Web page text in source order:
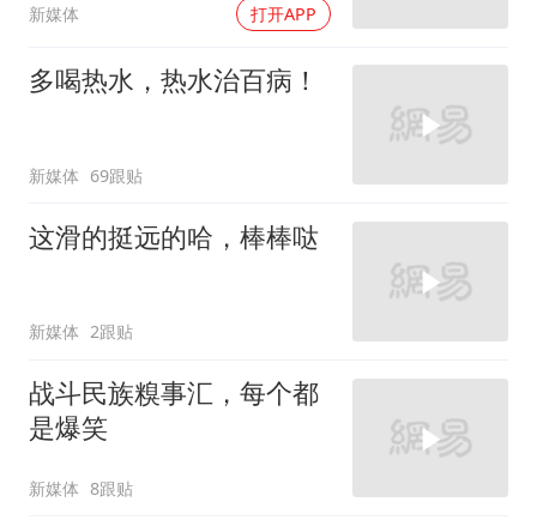
新媒体 打开APP
多喝热水，热水治百病！
新媒体 69跟贴
这滑的挺远的哈，棒棒哒
新媒体 2跟贴
战斗民族糗事汇，每个都
是爆笑
新媒体 8跟贴